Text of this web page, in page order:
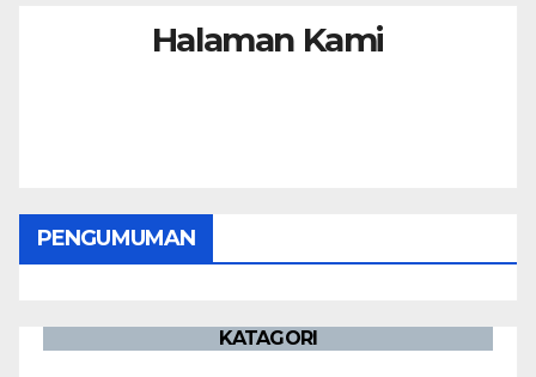
Halaman Kami
PENGUMUMAN
KATAGORI